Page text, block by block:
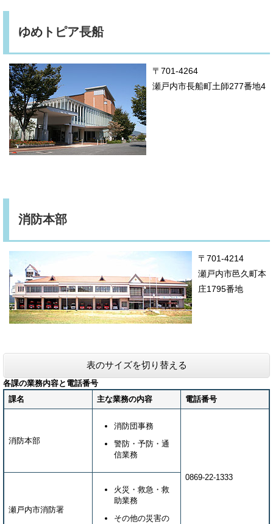
ゆめトピア長船
〒701-4264
瀬戸内市長船町土師277番地4
消防本部
〒701-4214
瀬戸内市邑久町本
庄1795番地
表のサイズを切り替える
各課の業務内容と電話番号
課名
主な業務の内容 電話番号
消防本部
消防団事務
警防・予防・通
信業務
0869-22-1333
瀬戸内市消防署
火災・救急・救
助業務
その他の災害の